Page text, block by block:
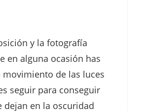
y la fotografía
en alguna ocasión has
de las luces
seguir para conseguir
en la oscuridad